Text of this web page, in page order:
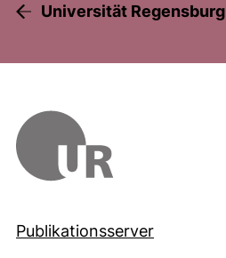
Universität Regensburg
Publikationsserver